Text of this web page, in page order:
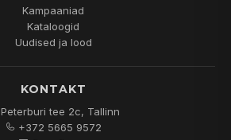
Kampaaniad
Kataloogid
Uudised ja lood
KONTAKT
Peterburi tee 2c, Tallinn
+372 5665 9572